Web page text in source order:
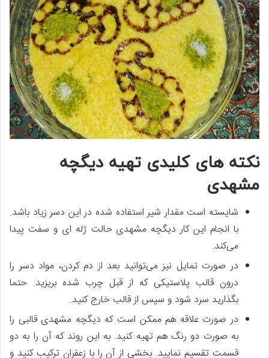
نکته های کلیدی تهیه دیگچه
مشهدی
شایسته است مقدار شیر استفاده شده در این دسر زیاد باشد.
با انجام این کار دیگچه مشهدی حالت ژله ای و سفت پیدا
می‌کند.
در صورت تمایل نیز می‌توانید بعد از دم کردن، مواد دسر را
درون قالب پلاستیکی که از قبل چرب شده بریزید. حتما
بگذارید سرد شود و سپس از قالب خارج کنید.
در صورت علاقه هم ممکن است که دیگچه مشهدی قالبی را
به صورت دو رنگ هم تهیه کنید. به این روند که آن را به دو
قسمت تقسیم نمایید. بخشی از آن را با زعفران ترکیب کنید و